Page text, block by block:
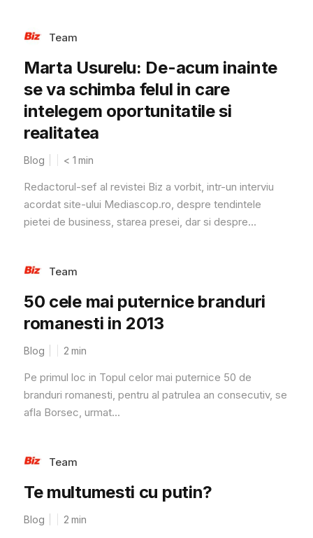
Team
Marta Usurelu: De-acum inainte
se va schimba felul in care
intelegem oportunitatile si
realitatea
Blog < 1 min
Redactorul-sef al revistei Biz a vorbit, intr-un interviu
acordat site-ului Mediascop.ro, despre tendintele
pietei de business, starea presei, dar si despre...
Team
50 cele mai puternice branduri
romanesti in 2013
Blog 2 min
Pe primul loc in Topul celor mai puternice 50 de
branduri romanesti, pentru al patrulea an consecutiv, se
afla Borsec, urmat...
Team
Te multumesti cu putin?
Blog 2 min